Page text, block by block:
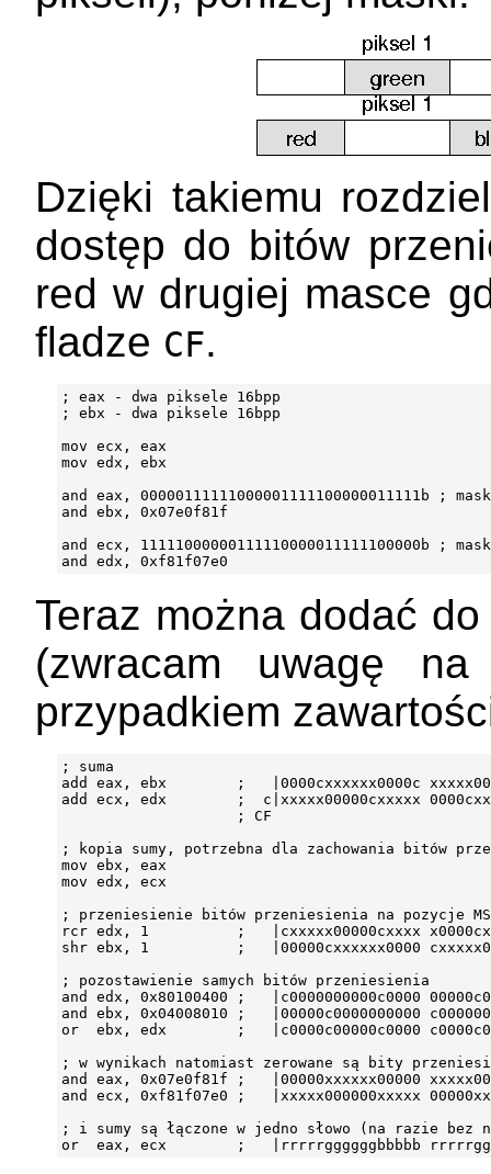
Dzięki takiemu
dostęp do bitów
red w drugiej masce
fladze CF.
; eax - dwa piksele 16bpp
; ebx - dwa piksele 16bpp
mov ecx, eax
mov edx, ebx
and eax, 00000111111000001111100000011111b ;
and ebx, 0x07e0f81f
and ecx, 11111000000111110000011111100000b ;
Teraz można dodać
(zwracam uwagę
przypadkiem
; suma
add eax, ebx        ;   |0000cxxxxxx0000c
add ecx, edx        ;  c|xxxxx00000cxxxxx
                    ; CF
; kopia sumy, potrzebna dla zachowania bitów
mov ebx, eax
mov edx, ecx
; przeniesienie bitów przeniesienia na pozycje
rcr edx, 1          ;   |cxxxxx00000cxxxx
shr ebx, 1          ;   |00000cxxxxxx0000
; pozostawienie samych bitów przeniesienia
and edx, 0x80100400 ;   |c0000000000c0000
and ebx, 0x04008010 ;   |00000c0000000000
or  ebx, edx        ;   |c0000c00000c0000
; w wynikach natomiast zerowane są bity
and eax, 0x07e0f81f ;   |00000xxxxxx00000
and ecx, 0xf81f07e0 ;   |xxxxx000000xxxxx
; i sumy są łączone w jedno słowo (na razie bez